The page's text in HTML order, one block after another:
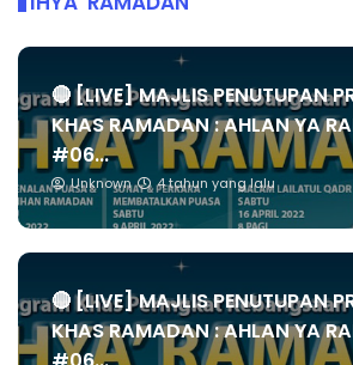
🔴 [LIVE] MAJLIS PENUTUPAN
KHAS RAMADAN : AHLAN YA
#06...
Unknown 4 tahun yang lalu
🔴 [LIVE] MAJLIS PENUTUPAN
KHAS RAMADAN : AHLAN YA